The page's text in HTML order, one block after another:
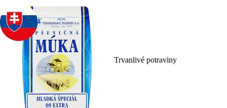
Trvanlivé potraviny